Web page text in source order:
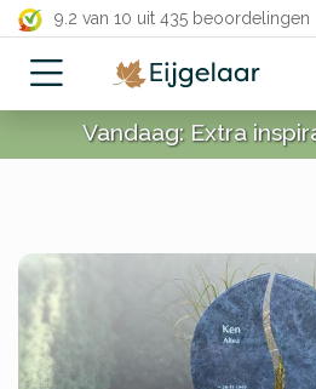
9.2 van 10 uit 435 beoordelingen
close
Vandaag: Extra